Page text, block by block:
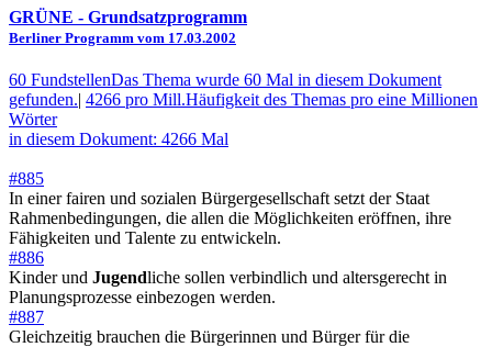
GRÜNE - Grundsatzprogramm
Berliner Programm vom 17.03.2002
60 FundstellenDas Thema wurde 60 Mal in diesem Dokument
gefunden.| 4266 pro Mill.Häufigkeit des Themas pro eine Millionen
Wörter
in diesem Dokument: 4266 Mal
#885
In einer fairen und sozialen Bürgergesellschaft setzt der Staat
Rahmenbedingungen, die allen die Möglichkeiten eröffnen, ihre
Fähigkeiten und Talente zu entwickeln.
#886
Kinder und Jugendliche sollen verbindlich und altersgerecht in
Planungsprozesse einbezogen werden.
#887
Gleichzeitig brauchen die Bürgerinnen und Bürger für die